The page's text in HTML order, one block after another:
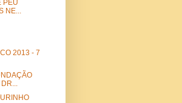
PEU
NE...
2013 - 7